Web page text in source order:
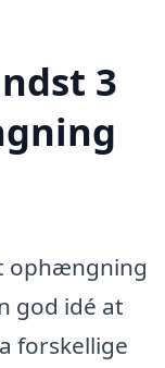
3
ophængning
god idé at
forskellige